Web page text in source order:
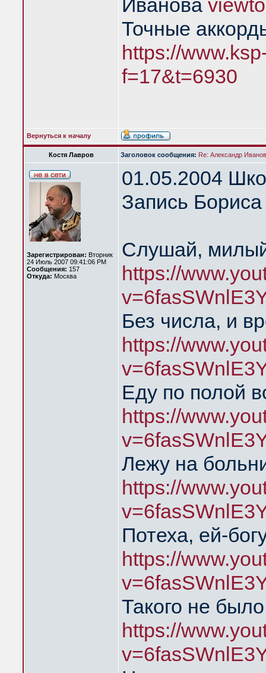
Иванова
Точные
https://
f=17&t=6930
Вернуться к началу
Костя Лавров Заголовок сообщения: Re: Александр
Зарегистрирован: Вторник
24 Июль 2007 09:41:06 PM
Сообщения: 157
Откуда: Москва
01.05.2004
Запись
Слушай,
https://
Без числа, и
https://
Еду по полой
https://
Лежу на
https://
Потеха, ей-
https://
Такого не
https://